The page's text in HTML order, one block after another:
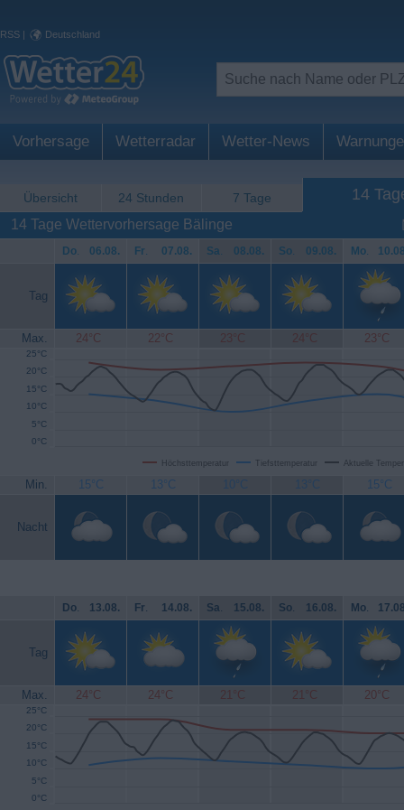
RSS | Deutschland
Vorhersage Wetterradar Wetter-News
Übersicht 24 Stunden 7 Tage 14
14 Tage Wettervorhersage Bälinge
Do. 06.08. Fr. 07.08. Sa. 08.08. So. 09.08. Mo.
Tag
Max. 24°C 22°C 23°C 24°C 23°C
Höchsttemperatur Tiefsttemperatur Aktuelle
0°C
5°C
10°C
15°C
20°C
25°C
Min. 15°C 13°C 10°C 13°C 15°C
Nacht
Do. 13.08. Fr. 14.08. Sa. 15.08. So. 16.08. Mo.
Tag
Max. 24°C 24°C 21°C 21°C 20°C
0°C
5°C
10°C
15°C
20°C
25°C